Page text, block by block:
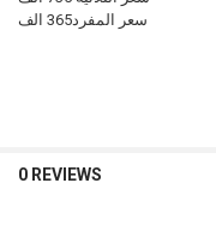
سعر المفرد365 الف
0 REVIEWS